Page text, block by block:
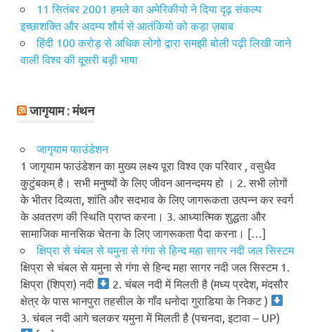
11 सितंबर 2001 हमले का अमेरिकीयो ने दिया दृढ़ संकल्प
इच्छाशक्ति और अदम्य शौर्य से आतंकियो को कड़ा ज़बाब
हिंदी 100 करोड़ से अधिक लोगो द्वारा समझी बोली पढ़ी लिखी जाने
वाली विश्व की दूसरी बड़ी भाषा
जागृयाम : मंथन
जागृयाम फाउंडेशन
1 जागृयाम फाउंडेशन का मुख्य लक्ष्य पूरा विश्व एक परिवार , वसुधैव
कुटुंबकम् है। सभी मनुष्यों के लिए जीवन आनन्दमय हो । 2. सभी लोगों
के भीतर दिव्यता, शांति और सदभाव के लिए जागरूकता उत्पन्न कर स्वर्ग
के अवतरण की स्थिति प्राप्त करना। 3. आध्यात्मिक शुद्धता और
सामाजिक मानसिक चेतना के लिए जागरूकता पैदा करना। […]
क्षिप्रा से चंबल से यमुना से गंगा से हिन्द महा सागर नदी जल सिस्टम
क्षिप्रा से चंबल से यमुना से गंगा से हिन्द महा सागर नदी जल सिस्टम 1.
क्षिप्रा (शिप्रा) नदी
2. चंबल नदी में मिलती है (मध्य प्रदेश, मंदसौर
क्षेत्र के पास भानपुरा तहसील के गाँव धनोदा गुराडिया के निकट )
3. चंबल नदी आगे चलकर यमुना में मिलती है (पचनदा, इटावा – UP)